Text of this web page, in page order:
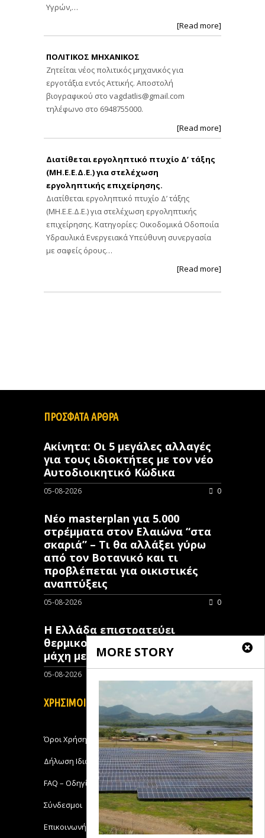
Υγρών,…
[Read more]
ΠΟΛΙΤΙΚΟΣ ΜΗΧΑΝΙΚΟΣ
Ζητείται νέος πολιτικός μηχανικός για
εργοτάξια εντός Αττικής. Αποστολή
βιογραφικού στο vagdatlis@gmail.com
τηλέφωνο στο 6948755000.
[Read more]
Διατίθεται εργοληπτικό πτυχίο Δ’ τάξης
(ΜΗ.Ε.Ε.Δ.Ε.) για στελέχωση
εργοληπτικής επιχείρησης.
Διατίθεται εργοληπτικό πτυχίο Δ’ τάξης
(ΜΗ.Ε.Ε.Δ.Ε.) για στελέχωση εργοληπτικής
επιχείρησης. Κατηγορίες: Οικοδομικά Οδοποιία
Υδραυλικά Ενεργειακά Υπεύθυνη συνεργασία
με σαφείς όρους…
[Read more]
MORE STORY
ΠΡΟΣΦΑΤΑ ΑΡΘΡΑ
Ακίνητα: Οι 5 μεγάλες αλλαγές
για τους ιδιοκτήτες με τον νέο
Αυτοδιοικητικό Κώδικα
05-08-2026 0
Νέο masterplan για 5.000
στρέμματα στον Ελαιώνα “στα
σκαριά” – Τι θα αλλάξει γύρω
από τον Βοτανικό και τι
προβλέπεται για οικιστικές
αναπτύξεις
05-08-2026 0
Η Ελλάδα επιστρατεύει
θερμικούς δορυφόρους στη
μάχη με τις πυρκαγιές
05-08-2026
ΧΡΗΣΙΜΟΙ ΣΥΝΔΕΣΜΟΙ
Όροι Χρήσης
Δήλωση Ιδιωτικότητας
FAQ – Οδηγίες Χρήσης
Σύνδεσμοι
Επικοινωνήστε με το Michanikos-Online